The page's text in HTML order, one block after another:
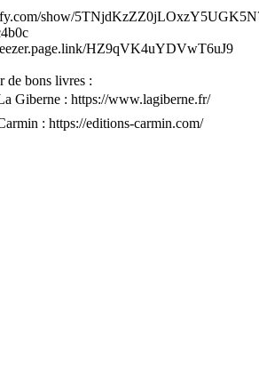
show/
HZ9qVK4uYDVwT6uJ9
de bons livres :
Giberne : https://www.lagiberne.fr/
: https://editions-carmin.com/